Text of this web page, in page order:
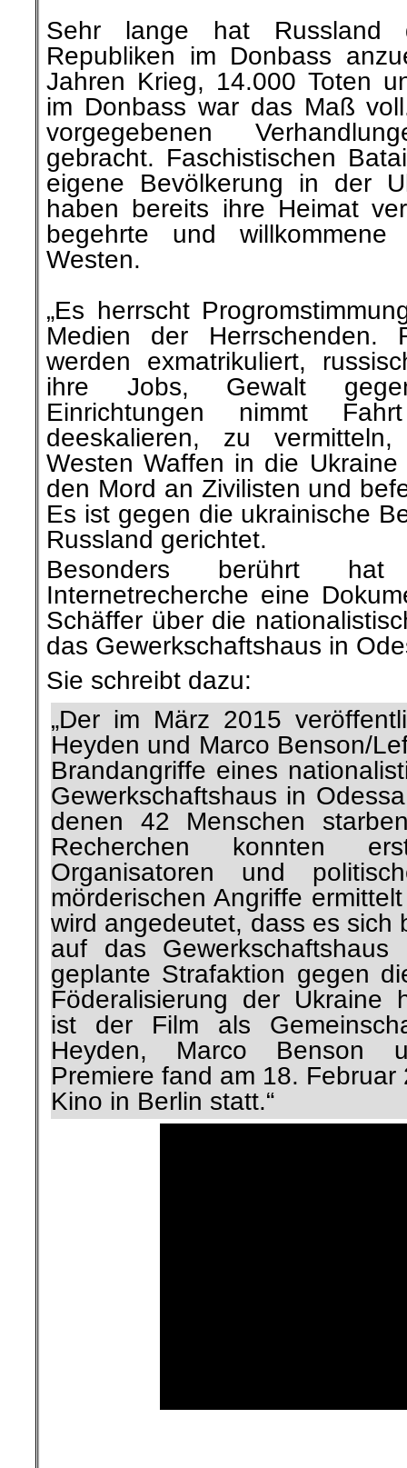
Sehr lange hat Russland
Republiken im Donbass
Jahren Krieg, 14.000 Toten
im Donbass war das Maß
vorgegebenen
gebracht. Faschistischen
eigene Bevölkerung in der
haben bereits ihre Heimat
begehrte und willkommene
Westen.
„Es herrscht
Medien der Herrschenden.
werden exmatrikuliert,
ihre Jobs, Gewalt
Einrichtungen nimmt
deeskalieren, zu
Westen Waffen in die
den Mord an Zivilisten und
Es ist gegen die ukrainische
Russland gerichtet.
Besonders berührt
Internetrecherche eine
Schäffer über die
das Gewerkschaftshaus in
Sie schreibt dazu:
„Der im März 2015
Heyden und Marco Benson/
Brandangriffe eines
Gewerkschaftshaus in
denen 42 Menschen
Recherchen konnten
Organisatoren und
mörderischen Angriffe
wird angedeutet, dass es sich
auf das
geplante Strafaktion gegen
Föderalisierung der Ukraine
ist der Film als
Heyden, Marco Benson
Premiere fand am 18.
Kino in Berlin statt.“